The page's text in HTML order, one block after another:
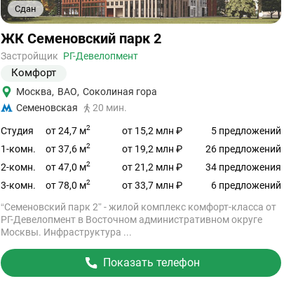
Сдан
12
Ссылка
на
объект
ЖК Семеновский парк 2
Застройщик РГ-Девелопмент
Комфорт
Москва, ВАО, Соколиная гора
Семеновская
20 мин.
Студия от 24,7 м2 от 15,2 млн ₽
5 предложений
1-комн.
от 37,6 м2 от 19,2 млн ₽
26 предложений
2-комн.
от 47,0 м2 от 21,2 млн ₽
34 предложения
3-комн.
от 78,0 м2 от 33,7 млн ₽
6 предложений
“Семеновский парк 2” - жилой комплекс комфорт-класса от
РГ-Девелопмент в Восточном административном округе
Москвы. Инфраструктура ...
Показать телефон